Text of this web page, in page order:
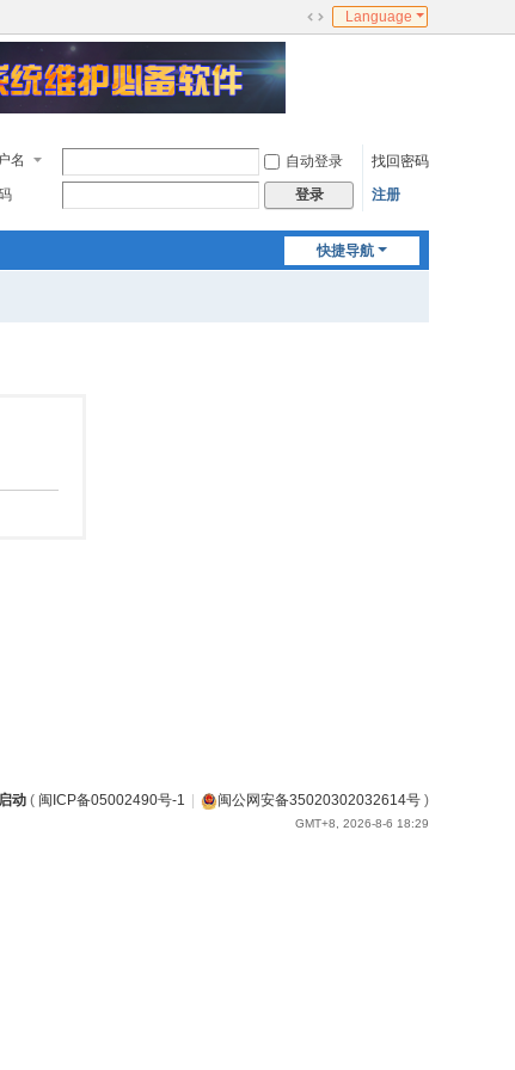
切
Language
名 自动登录
找回密码
登录 注册
快捷导航
动 ( 闽ICP备05002490号-1 闽公网安备35020302032614号 )
GMT+8, 2026-8-6 18:29